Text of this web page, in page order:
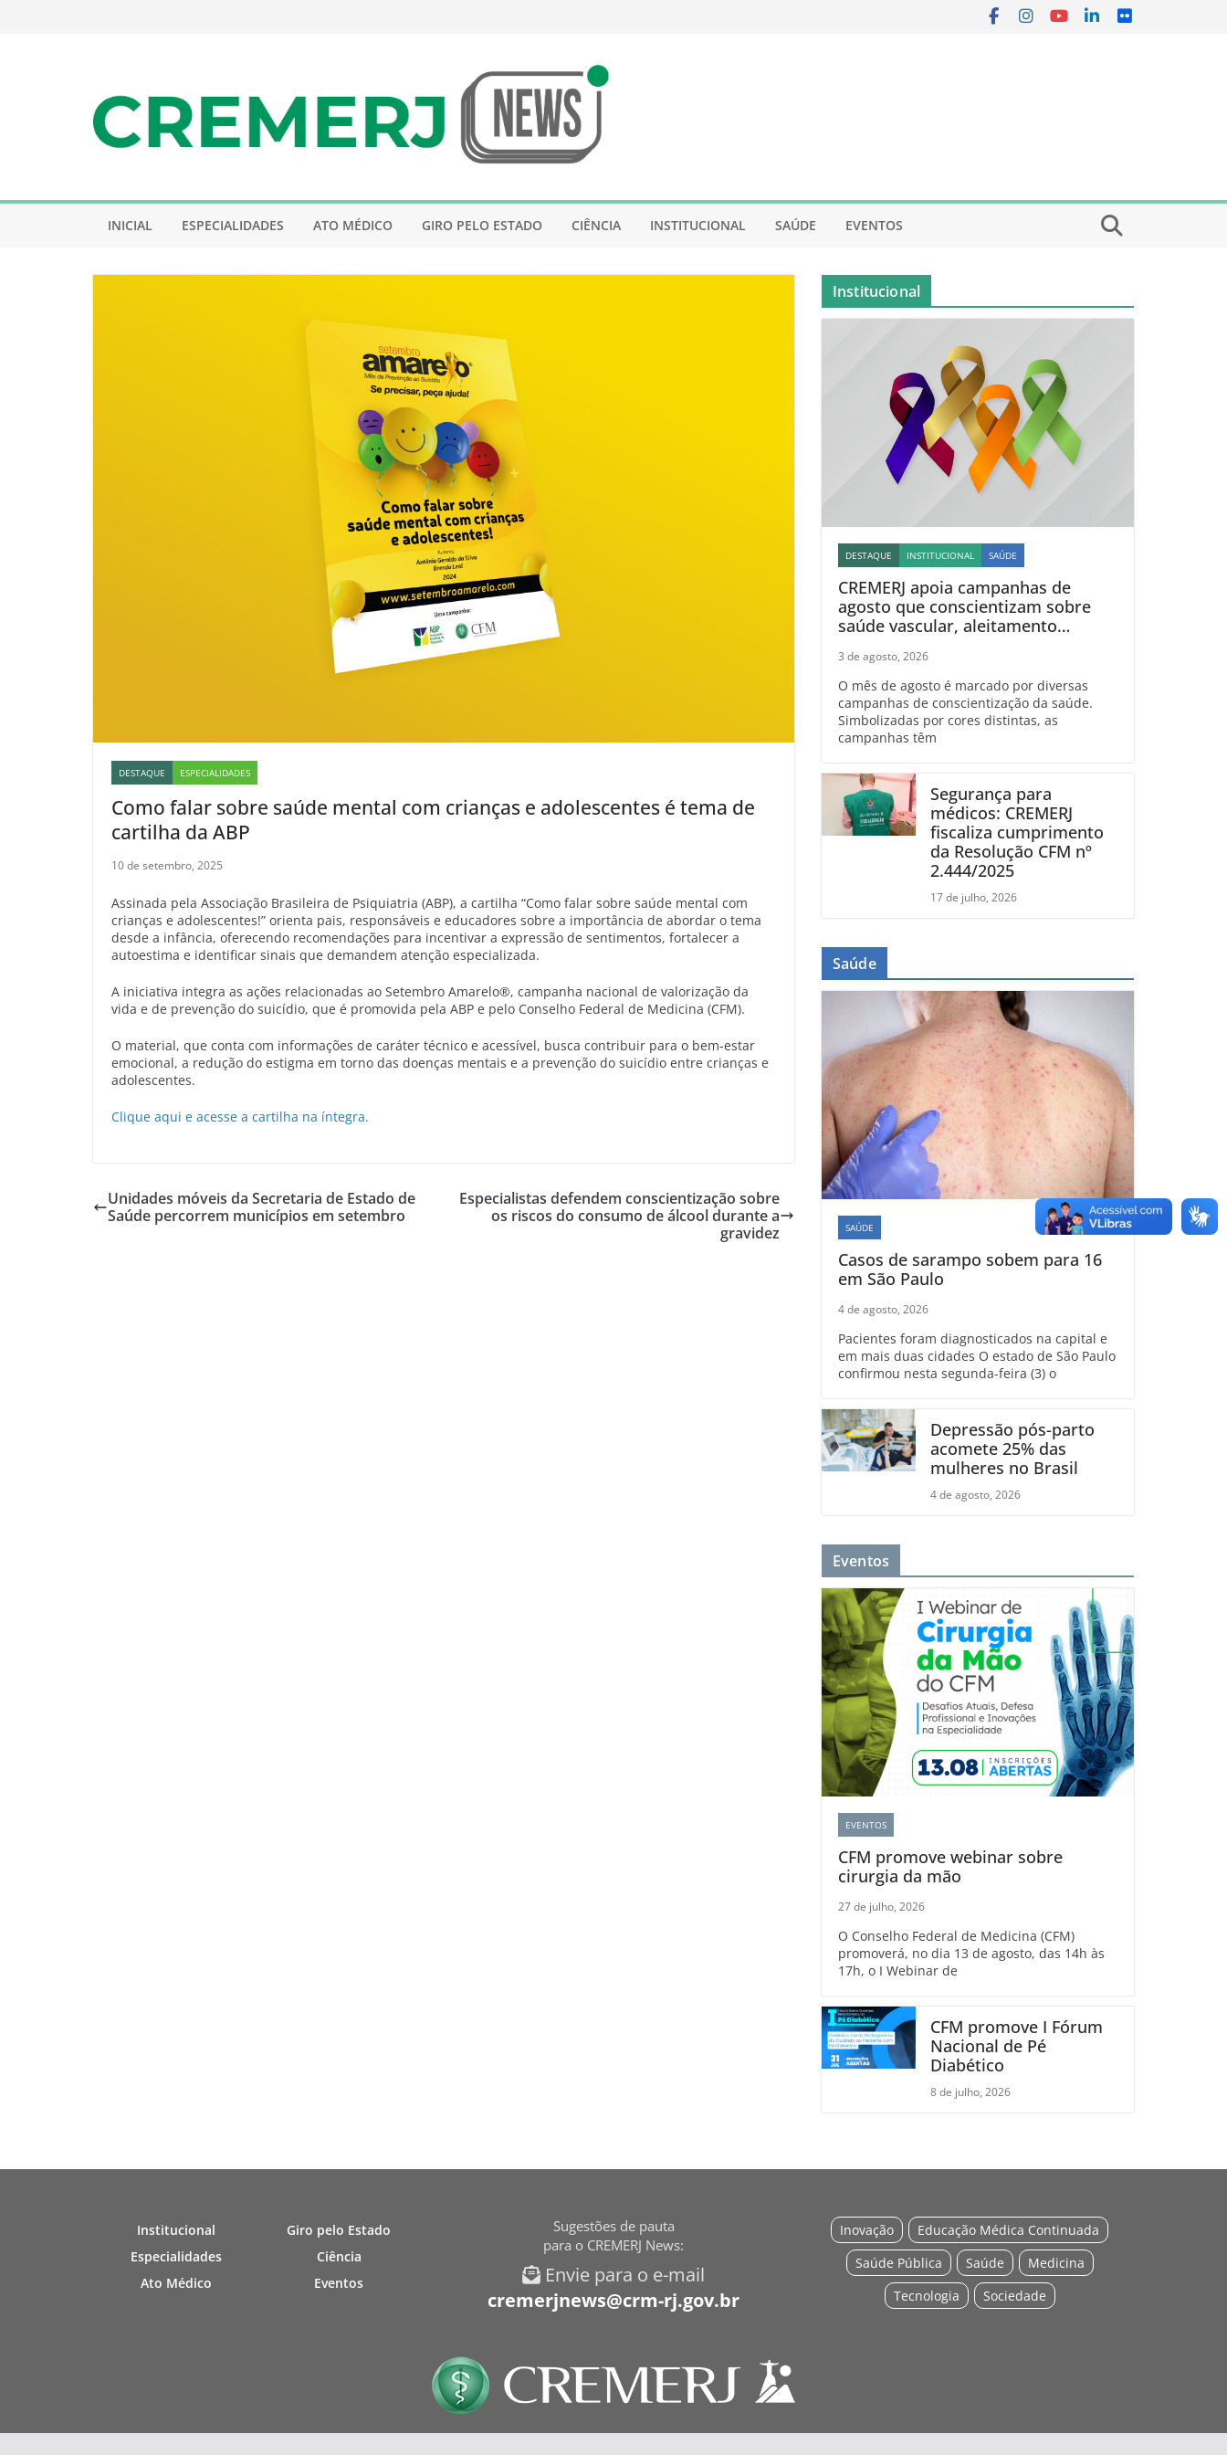
INICIAL ESPECIALIDADES ATO MÉDICO GIRO PELO ESTADO CIÊNCIA INSTITUCIONAL SAÚDE EVENTOS
DESTAQUE ESPECIALIDADES
Como falar sobre saúde mental com crianças e adolescentes é tema de
cartilha da ABP
10 de setembro, 2025
Assinada pela Associação Brasileira de Psiquiatria (ABP), a cartilha “Como falar sobre saúde mental com
crianças e adolescentes!” orienta pais, responsáveis e educadores sobre a importância de abordar o tema
desde a infância, oferecendo recomendações para incentivar a expressão de sentimentos, fortalecer a
autoestima e identificar sinais que demandem atenção especializada.
A iniciativa integra as ações relacionadas ao Setembro Amarelo®, campanha nacional de valorização da
vida e de prevenção do suicídio, que é promovida pela ABP e pelo Conselho Federal de Medicina (CFM).
O material, que conta com informações de caráter técnico e acessível, busca contribuir para o bem-estar
emocional, a redução do estigma em torno das doenças mentais e a prevenção do suicídio entre crianças e
adolescentes.
Clique aqui e acesse a cartilha na íntegra.
Unidades móveis da Secretaria de Estado de
Saúde percorrem municípios em setembro
Especialistas defendem conscientização sobre
os riscos do consumo de álcool durante a
gravidez
Institucional
DESTAQUE INSTITUCIONAL SAÚDE
CREMERJ apoia campanhas de
agosto que conscientizam sobre
saúde vascular, aleitamento
linfoma
3 de agosto, 2026
O mês de agosto é marcado por diversas
campanhas de conscientização da saúde.
Simbolizadas por cores distintas, as
campanhas têm
Segurança para
médicos: CREMERJ
fiscaliza cumprimento
da Resolução CFM nº
2.444/2025
17 de julho, 2026
Saúde
SAÚDE
Casos de sarampo sobem para 16
em São Paulo
4 de agosto, 2026
Pacientes foram diagnosticados na capital e
em mais duas cidades O estado de São Paulo
confirmou nesta segunda-feira (3) o
Depressão pós-parto
acomete 25% das
mulheres no Brasil
4 de agosto, 2026
Eventos
EVENTOS
CFM promove webinar sobre
cirurgia da mão
27 de julho, 2026
O Conselho Federal de Medicina (CFM)
promoverá, no dia 13 de agosto, das 14h às
17h, o I Webinar de
CFM promove I Fórum
Nacional de Pé
Diabético
8 de julho, 2026
Institucional
Especialidades
Ato Médico
Giro pelo Estado
Ciência
Eventos
Sugestões de pauta
para o CREMERJ News:
Envie para o e-mail
cremerjnews@crm-rj.gov.br
Educação Médica Continuada
Inovação
Medicina
Saúde
Saúde Pública
Sociedade
Tecnologia